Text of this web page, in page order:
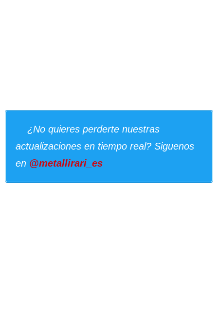
¿No quieres perderte nuestras
actualizaciones en tiempo real? Siguenos
en @metallirari_es